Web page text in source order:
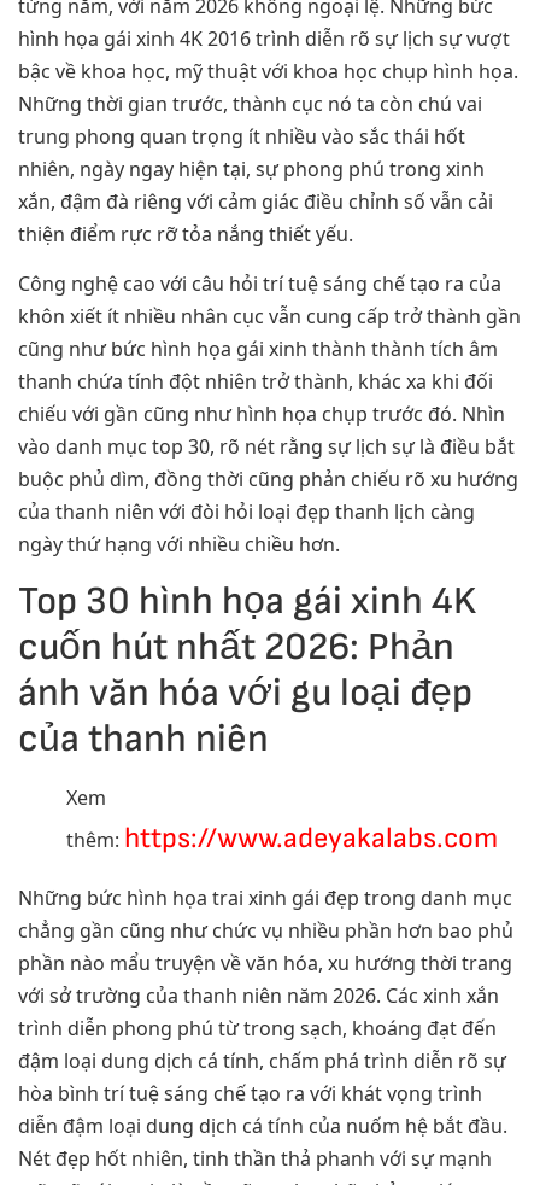
từng năm, với năm 2026 không ngoại lệ. Những bức
hình họa gái xinh 4K 2016 trình diễn rõ sự lịch sự vượt
bậc về khoa học, mỹ thuật với khoa học chụp hình họa.
Những thời gian trước, thành cục nó ta còn chú vai
trung phong quan trọng ít nhiều vào sắc thái hốt
nhiên, ngày ngay hiện tại, sự phong phú trong xinh
xắn, đậm đà riêng với cảm giác điều chỉnh số vẫn cải
thiện điểm rực rỡ tỏa nắng thiết yếu.
Công nghệ cao với câu hỏi trí tuệ sáng chế tạo ra của
khôn xiết ít nhiều nhân cục vẫn cung cấp trở thành gần
cũng như bức hình họa gái xinh thành thành tích âm
thanh chứa tính đột nhiên trở thành, khác xa khi đối
chiếu với gần cũng như hình họa chụp trước đó. Nhìn
vào danh mục top 30, rõ nét rằng sự lịch sự là điều bắt
buộc phủ dìm, đồng thời cũng phản chiếu rõ xu hướng
của thanh niên với đòi hỏi loại đẹp thanh lịch càng
ngày thứ hạng với nhiều chiều hơn.
Top 30 hình họa gái xinh 4K
cuốn hút nhất 2026: Phản
ánh văn hóa với gu loại đẹp
của thanh niên
Xem
thêm: https://www.adeyakalabs.com
Những bức hình họa trai xinh gái đẹp trong danh mục
chẳng gần cũng như chức vụ nhiều phần hơn bao phủ
phần nào mẩu truyện về văn hóa, xu hướng thời trang
với sở trường của thanh niên năm 2026. Các xinh xắn
trình diễn phong phú từ trong sạch, khoáng đạt đến
đậm loại dung dịch cá tính, chấm phá trình diễn rõ sự
hòa bình trí tuệ sáng chế tạo ra với khát vọng trình
diễn đậm loại dung dịch cá tính của nuốm hệ bắt đầu.
Nét đẹp hốt nhiên, tinh thần thả phanh với sự mạnh